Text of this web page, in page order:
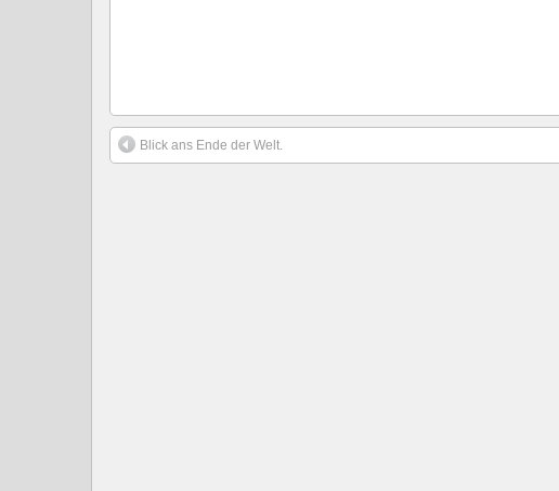
Blick ans Ende der Welt.